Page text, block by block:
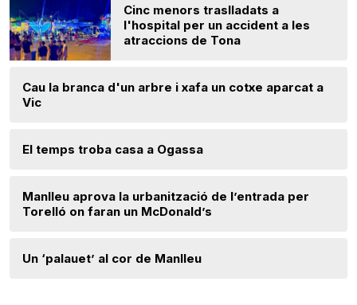
Cinc menors traslladats a
l'hospital per un accident a les
atraccions de Tona
Cau la branca d'un arbre i xafa un cotxe aparcat a
Vic
El temps troba casa a Ogassa
Manlleu aprova la urbanització de l’entrada per
Torelló on faran un McDonald’s
Un ‘palauet’ al cor de Manlleu